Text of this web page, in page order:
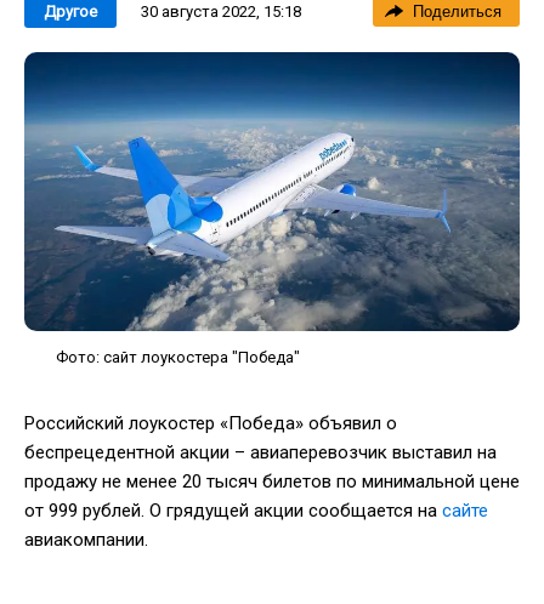
Другое 30 августа 2022, 15:18 Поделиться
Фото: сайт лоукостера "Победа"
Российский лоукостер «Победа» объявил о
беспрецедентной акции – авиаперевозчик выставил на
продажу не менее 20 тысяч билетов по минимальной цене
от 999 рублей. О грядущей акции сообщается на сайте
авиакомпании.